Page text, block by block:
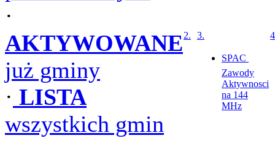
·
AKTYWOWANE
już gminy
· LISTA
wszystkich gmin
2. 3.
SPAC 
Zawody
Aktywnosci
na 144
MHz